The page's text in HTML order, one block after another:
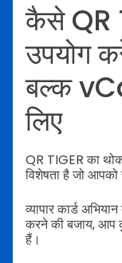
कैसे QR
उपयोग
बल्क
लिए
QR TIGER का
विशेषता है जो
व्यापार कार्ड
करने की बजाय, आप
हैं।